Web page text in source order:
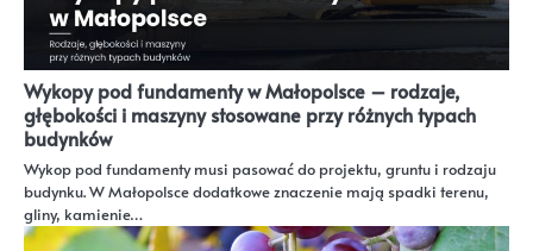
Wykopy pod fundamenty w Małopolsce – rodzaje,
głębokości i maszyny stosowane przy różnych typach
budynków
Wykop pod fundamenty musi pasować do projektu, gruntu i rodzaju
budynku. W Małopolsce dodatkowe znaczenie mają spadki terenu,
gliny, kamienie…